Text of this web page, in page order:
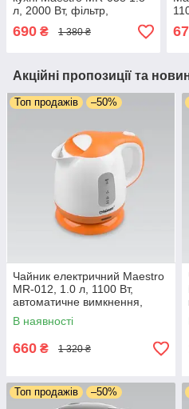
л, 2000 Вт, фільтр,
автовимкнення та захист
від перегрівання
690 ₴ 1 380 ₴
Акційні пропозиції та
Топ продажів –50%
Чайник електричний Maestro
MR-012, 1.0 л, 1100 Вт,
автоматичне вимкнення,
прихований нагрівач
В наявності
660 ₴ 1 320 ₴
Топ продажів –50%